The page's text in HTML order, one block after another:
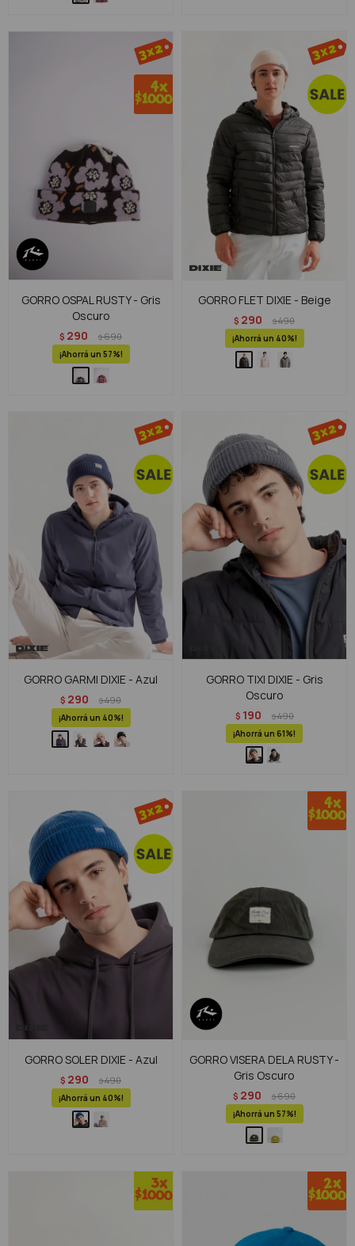
GORRO OSPAL RUSTY - Gris
Oscuro
$ 290 $690
57
GORRO FLET DIXIE - Beige
$ 290 $490
40
GORRO GARMI DIXIE - Azul
$ 290 $490
40
GORRO TIXI DIXIE - Gris
Oscuro
$ 190 $490
61
GORRO SOLER DIXIE - Azul
$ 290 $490
40
GORRO VISERA DELA RUSTY -
Gris Oscuro
$ 290 $690
57